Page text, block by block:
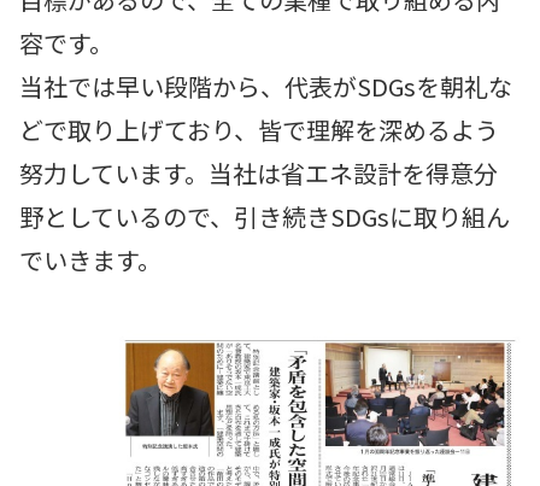
容です。
当社では早い段階から、代表がSDGsを朝礼な
どで取り上げており、皆で理解を深めるよう
努力しています。当社は省エネ設計を得意分
野としているので、引き続きSDGsに取り組ん
でいきます。